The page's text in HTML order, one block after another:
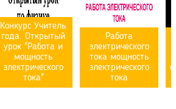
Конкурс Учитель
года. Открытый
урок "Работа и
мощность
электрического
тока"
Работа
электрического
тока мощность
электрического
тока